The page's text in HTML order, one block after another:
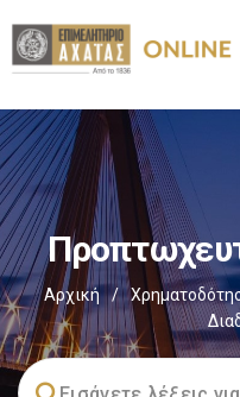
Αρχική /